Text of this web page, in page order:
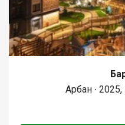
Арбан ∙